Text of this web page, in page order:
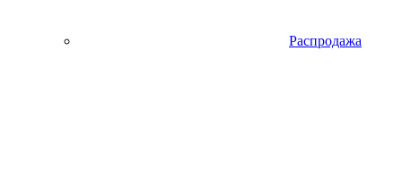
Распродажа